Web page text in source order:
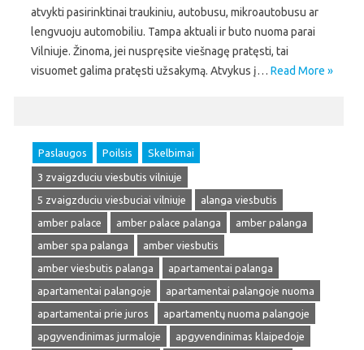
atvykti pasirinktinai traukiniu, autobusu, mikroautobusu ar
lengvuoju automobiliu. Tampa aktuali ir buto nuoma parai
Vilniuje. Žinoma, jei nuspręsite viešnagę pratęsti, tai
visuomet galima pratęsti užsakymą. Atvykus į… Read More »
Paslaugos Poilsis Skelbimai
3 zvaigzduciu viesbutis vilniuje
5 zvaigzduciu viesbuciai vilniuje
alanga viesbutis
amber palace
amber palace palanga
amber palanga
amber spa palanga
amber viesbutis
amber viesbutis palanga
apartamentai palanga
apartamentai palangoje
apartamentai palangoje nuoma
apartamentai prie juros
apartamentų nuoma palangoje
apgyvendinimas jurmaloje
apgyvendinimas klaipedoje